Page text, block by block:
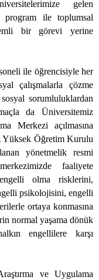
gelen
program ile toplumsal
bir görevi yerine
ile öğrencisiyle her
çalışmalarla çözme
sorumluluklardan
da Üniversitemiz
Merkezi açılmasına
Yüksek Öğretim Kurulu
yönetmelik resmi
faaliyete
olma risklerini,
psikolojisini, engelli
ortaya konmasına
normal yaşama dönük
engellilere karşı
ve Uygulama